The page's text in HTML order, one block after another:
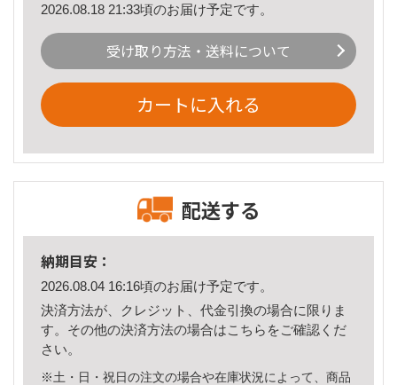
2026.08.18 21:33頃のお届け予定です。
受け取り方法・送料について
カートに入れる
配送する
納期目安：
2026.08.04 16:16頃のお届け予定です。
決済方法が、クレジット、代金引換の場合に限りま
す。その他の決済方法の場合はこちら をご確認くだ
さい。
※土・日・祝日の注文の場合や在庫状況によって、商品